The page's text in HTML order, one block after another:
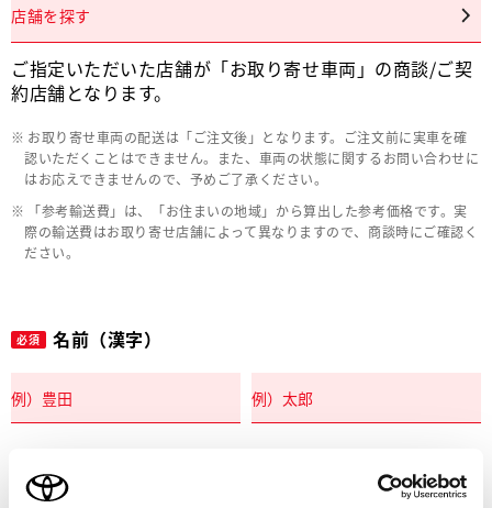
店舗を探す
ご指定いただいた店舗が「お取り寄せ車両」の商談/ご契
約店舗となります。
お取り寄せ車両の配送は「ご注文後」となります。ご注文前に実車を確
認いただくことはできません。また、車両の状態に関するお問い合わせに
はお応えできませんので、予めご了承ください。
「参考輸送費」は、「お住まいの地域」から算出した参考価格です。実
際の輸送費はお取り寄せ店舗によって異なりますので、商談時にご確認く
ださい。
必須 名前（漢字）
必須 名前（カナ）